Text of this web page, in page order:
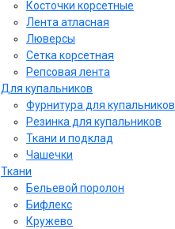
Косточки корсетные
Лента атласная
Люверсы
Сетка корсетная
Репсовая лента
Для купальников
Фурнитура для купальников
Резинка для купальников
Ткани и подклад
Чашечки
Ткани
Бельевой поролон
Бифлекс
Кружево